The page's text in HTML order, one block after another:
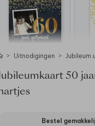
Uitnodigingen Jubileum
50
Bestel